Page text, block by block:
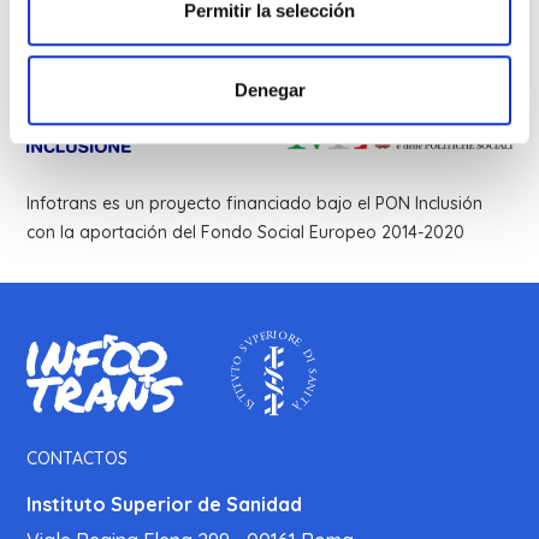
Permitir la selección
Denegar
Infotrans es un proyecto financiado bajo el PON Inclusión
con la aportación del Fondo Social Europeo 2014-2020
CONTACTOS
Instituto Superior de Sanidad